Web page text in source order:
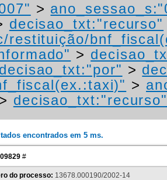
>
decisao_txt:"recurso"
restituição/
>
decisao_txt:"por" >
>
> decisao_txt:"recurso"
encontrados em 5 ms.
#
do processo: 13678.000190/2002-14